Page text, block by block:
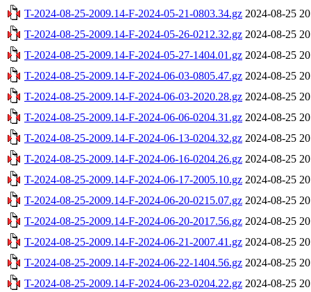
T-2024-08-25-2009.14-F-2024-05-21-0803.34.gz 2024-08-25
T-2024-08-25-2009.14-F-2024-05-26-0212.32.gz 2024-08-25
T-2024-08-25-2009.14-F-2024-05-27-1404.01.gz 2024-08-25
T-2024-08-25-2009.14-F-2024-06-03-0805.47.gz 2024-08-25
T-2024-08-25-2009.14-F-2024-06-03-2020.28.gz 2024-08-25
T-2024-08-25-2009.14-F-2024-06-06-0204.31.gz 2024-08-25
T-2024-08-25-2009.14-F-2024-06-13-0204.32.gz 2024-08-25
T-2024-08-25-2009.14-F-2024-06-16-0204.26.gz 2024-08-25
T-2024-08-25-2009.14-F-2024-06-17-2005.10.gz 2024-08-25
T-2024-08-25-2009.14-F-2024-06-20-0215.07.gz 2024-08-25
T-2024-08-25-2009.14-F-2024-06-20-2017.56.gz 2024-08-25
T-2024-08-25-2009.14-F-2024-06-21-2007.41.gz 2024-08-25
T-2024-08-25-2009.14-F-2024-06-22-1404.56.gz 2024-08-25
T-2024-08-25-2009.14-F-2024-06-23-0204.22.gz 2024-08-25